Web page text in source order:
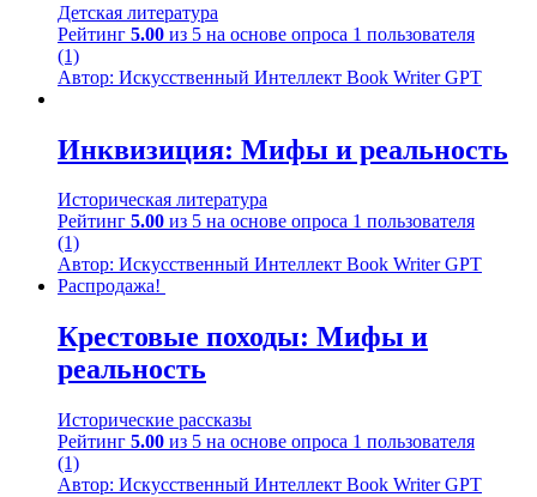
Детская литература
Рейтинг 5.00 из 5 на основе опроса 1 пользователя
(1)
Автор: Искусственный Интеллект Book Writer GPT
Инквизиция: Мифы и реальность
Историческая литература
Рейтинг 5.00 из 5 на основе опроса 1 пользователя
(1)
Автор: Искусственный Интеллект Book Writer GPT
Распродажа!
Крестовые походы: Мифы и
реальность
Исторические рассказы
Рейтинг 5.00 из 5 на основе опроса 1 пользователя
(1)
Автор: Искусственный Интеллект Book Writer GPT